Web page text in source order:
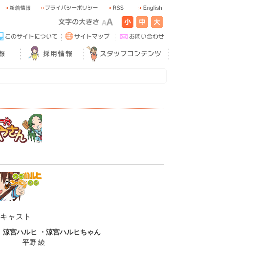
キャスト
涼宮ハルヒ ・涼宮ハルヒちゃん
平野 綾